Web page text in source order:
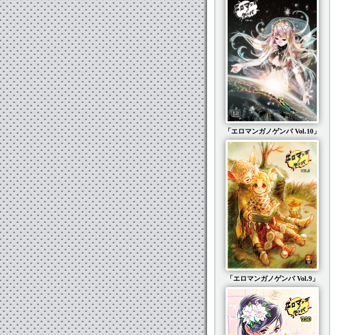
「エロマンガノゲンバ Vol.10」
「エロマンガノゲンバ Vol.9」